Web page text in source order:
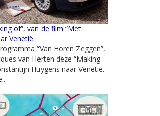
of”, van de film “Met
Venetië.
“Van Horen Zeggen”,
van Herten deze “Making
Huygens naar Venetië.